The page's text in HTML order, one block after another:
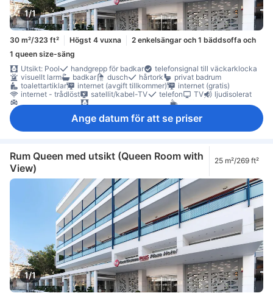
1/1
30 m²/323 ft² Högst 4 vuxna
2 enkelsängar och 1 bäddsoffa och
1 queen size-säng
Utsikt: Pool
handgrepp för badkar
telefonsignal till väckarklocka
visuellt larm
badkar dusch hårtork
privat badrum
toalettartiklar
internet (avgift tillkommer)
internet (gratis)
internet - trådlöst
satellit/kabel-TV telefon TV
ljudisolerat
soffa garderob
möjlighet att stryka kläder
Ange datum för att se priser
Rum Queen med utsikt (Queen Room with
View)
25 m²/269 ft²
1/1